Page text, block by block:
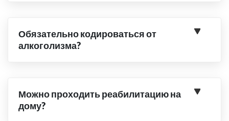
Обязательно кодироваться от
алкоголизма?
Можно проходить реабилитацию на
дому?